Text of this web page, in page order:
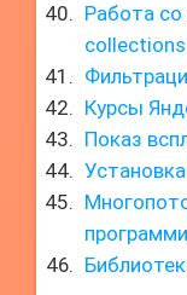
Работа
collections
Курсы
Показ